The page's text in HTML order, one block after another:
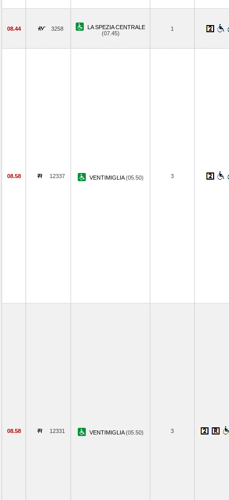
08.44 3258
LA SPEZIA CENTRALE
(07.45)
1
08.58 12337 VENTIMIGLIA(05.50) 3
08.58 12331 VENTIMIGLIA(05.50) 3